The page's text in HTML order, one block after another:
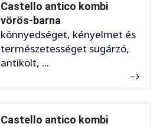
Castello antico kombi
vörös-barna
könnyedséget, kényelmet és
természetességet sugárzó,
antikolt, ...
Castello antico kombi